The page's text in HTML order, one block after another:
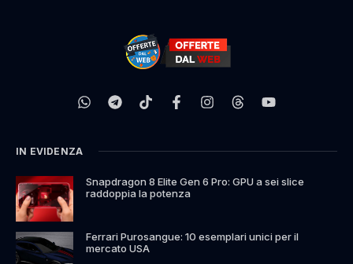
IN EVIDENZA
Snapdragon 8 Elite Gen 6 Pro: GPU a sei slice
raddoppia la potenza
Ferrari Purosangue: 10 esemplari unici per il
mercato USA